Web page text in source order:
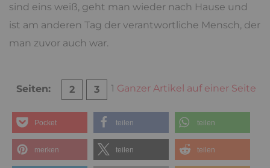
sind eins weiß, geht man wieder nach Hause und
ist am anderen Tag der verantwortliche Mensch, der
man zuvor auch war.
Seiten: 1
2 3 Ganzer Artikel auf einer Seite
Pocket teilen teilen
merken teilen teilen